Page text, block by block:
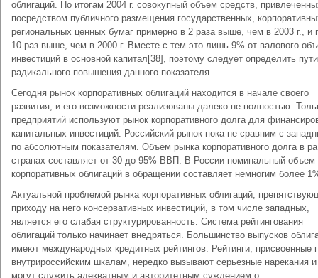
облигаций. По итогам 2004 г. совокупный объем средств,
посредством публичного размещения государственных,
региональных ценных бумаг примерно в 2 раза выше, чем в 2003 г., и
10 раз выше, чем в 2000 г. Вместе с тем это лишь 9% от валового
инвестиций в основной капитал[38], поэтому следует определить пути
радикального повышения данного показателя.
Сегодня рынок корпоративных облигаций находится в начале своего
развития, и его возможности реализованы далеко не полностью.
предприятий используют рынок корпоративного долга для
капитальных инвестиций. Российский рынок пока не сравним с
по абсолютным показателям. Объем рынка корпоративного долга в
странах составляет от 30 до 95% ВВП. В России номинальный объем
корпоративных облигаций в обращении составляет немногим более
Актуальной проблемой рынка корпоративных облигаций,
приходу на него консервативных инвестиций, в том числе западных,
является его слабая структурированность. Система рейтингования
облигаций только начинает внедряться. Большинство выпусков
имеют международных кредитных рейтингов. Рейтинги, присвоенные
внутрироссийским шкалам, нередко вызывают серьезные нарекания
могут служить адекватным и авторитетным суждением о